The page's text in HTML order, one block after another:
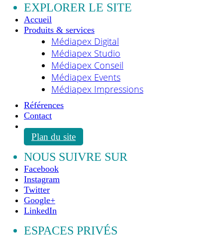
EXPLORER LE SITE
Accueil
Produits & services
Médiapex Digital
Médiapex Studio
Médiapex Conseil
Médiapex Events
Médiapex Impressions
Références
Contact
Plan du site
NOUS SUIVRE SUR
Facebook
Instagram
Twitter
Google+
LinkedIn
ESPACES PRIVÉS